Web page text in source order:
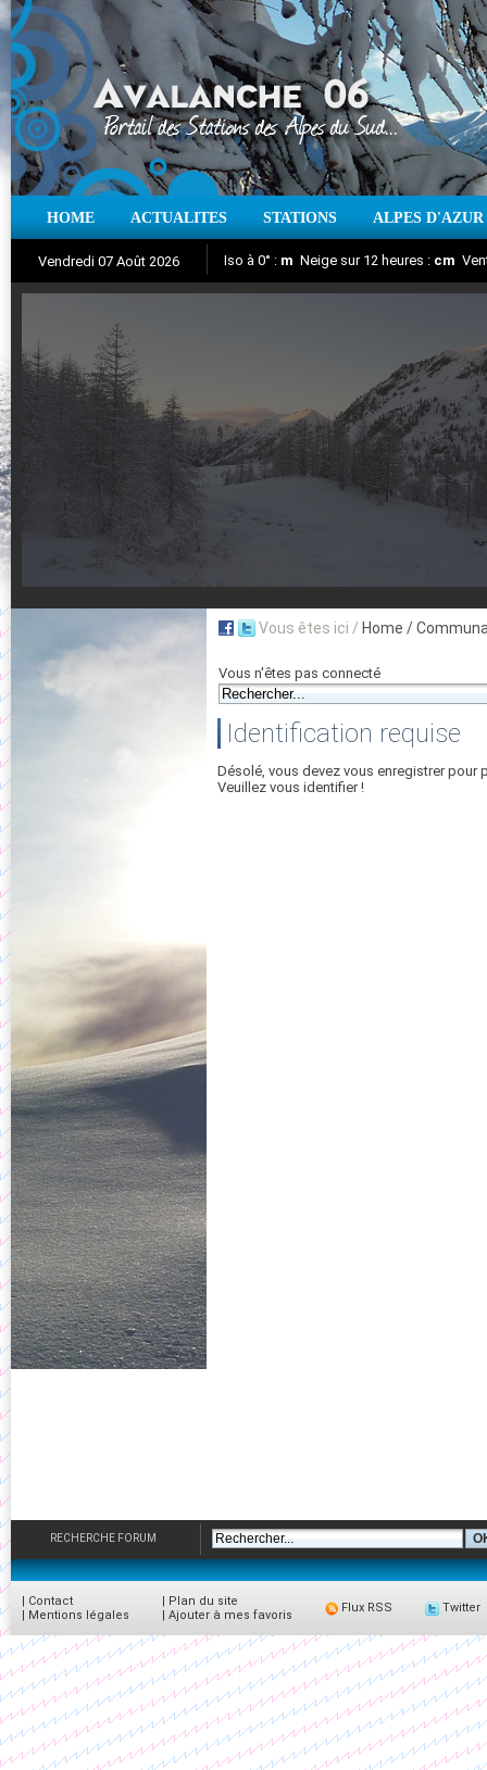
HOME ACTUALITES STATIONS ALPES D'AZUR
Vendredi 07 Août 2026
Aujourd'hui : T° Min :°C T° Max : °C |
Iso à 0° : m Neige sur 12 heures : cm
Suivez en direct l'actualité des stations
Vous êtes ici / Home /
Vous n'êtes pas connecté
Identification requise
Désolé, vous devez vous enregistrer pour
Veuillez vous identifier !
RECHERCHE FORUM
| Contact
| Mentions légales
| Plan du site
| Ajouter à mes favoris
Flux RSS Twitter